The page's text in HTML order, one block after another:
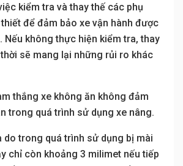
kiểm tra và thay thế các phụ
để đảm bảo xe vận hành được
Nếu không thực hiện kiểm tra, thay
sẽ mang lại những rủi ro khác
thắng xe không ăn không đảm
trong quá trình sử dụng xe nâng.
do trong quá trình sử dụng bị mài
chỉ còn khoảng 3 milimet nếu tiếp